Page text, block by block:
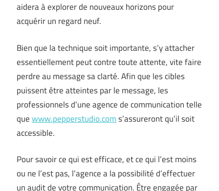
aidera à explorer de nouveaux horizons pour
acquérir un regard neuf.
Bien que la technique soit importante, s’y attacher
essentiellement peut contre toute attente, vite faire
perdre au message sa clarté. Afin que les cibles
puissent être atteintes par le message, les
professionnels d’une agence de communication telle
quewww.pepperstudio.coms’assureront qu’il soit
accessible.
Pour savoir ce qui est efficace, et ce qui l’est moins
ou ne l’est pas, l’agence a la possibilité d’effectuer
un audit de votre communication. Être engagée par